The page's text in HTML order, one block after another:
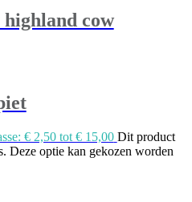
cow
€ 2,50 tot € 15,00 Dit product
Deze optie kan gekozen worden